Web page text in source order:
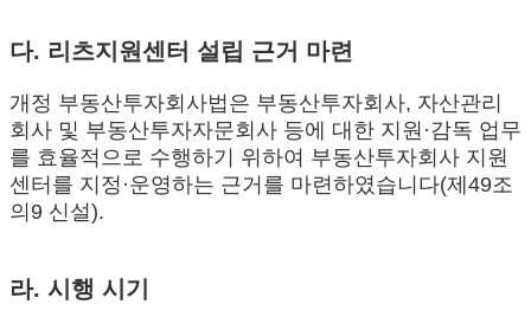
다. 리츠지원센터 설립 근거 마련
개정 부동산투자회사법은 부동산투자회사, 자산관리
회사 및 부동산투자자문회사 등에 대한 지원·감독 업무
를 효율적으로 수행하기 위하여 부동산투자회사 지원
센터를 지정·운영하는 근거를 마련하였습니다(제49조
의9 신설).
라. 시행 시기